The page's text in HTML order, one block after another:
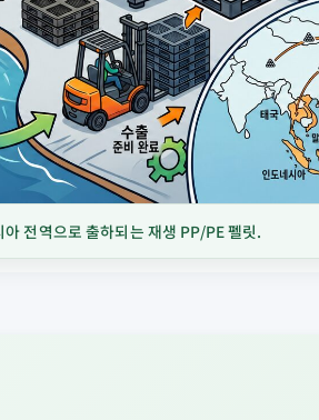
전역으로 출하되는 재생 PP/PE 펠릿.